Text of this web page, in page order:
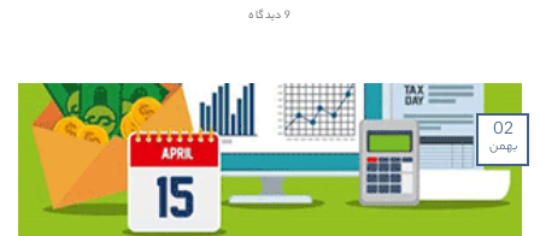
9 دیدگاه
02
بهمن